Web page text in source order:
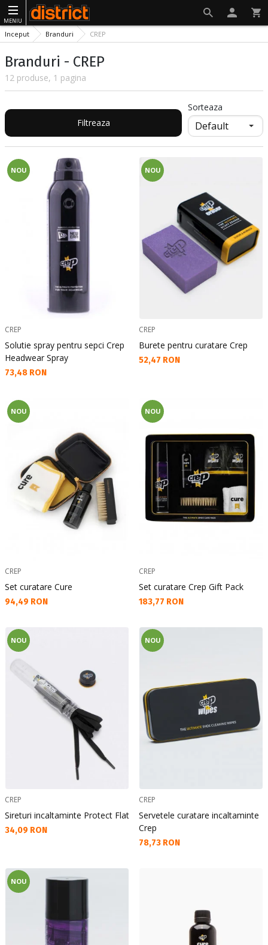
MENIU
Inceput Branduri CREP
Branduri - CREP
12 produse, 1 pagina
Filtreaza
Sorteaza
NOU
CREP
Solutie spray pentru sepci Crep
Headwear Spray
Текуща цена:
73,48 RON
NOU
CREP
Burete pentru curatare Crep
Текуща цена:
52,47 RON
NOU
CREP
Set curatare Cure
Текуща цена:
94,49 RON
NOU
CREP
Set curatare Crep Gift Pack
Текуща цена:
183,77 RON
NOU
CREP
Sireturi incaltaminte Protect Flat
Текуща цена:
34,09 RON
NOU
CREP
Servetele curatare incaltaminte
Crep
Текуща цена:
78,73 RON
NOU